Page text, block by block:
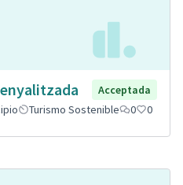
Acceptada
Turismo Sostenible 0 0